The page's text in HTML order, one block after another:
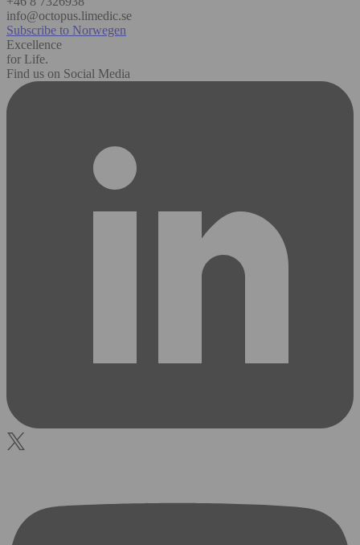
info@octopus.limedic.se
Subscribe to Norwegen
Excellence
for Life.
Find us on Social Media